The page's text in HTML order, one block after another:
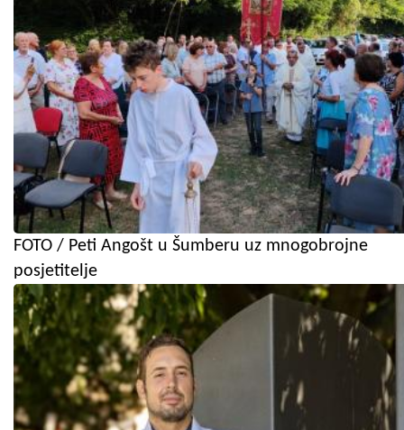
FOTO / Peti Angošt u Šumberu uz mnogobrojne
posjetitelje